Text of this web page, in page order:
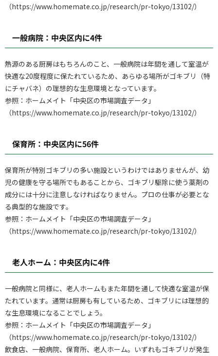
（https://www.homemate.co.jp/research/pr-tokyo/13102/）
一般病院：中央区内に4件
熱源のある厨房はもちろんのこと、一般病院は年間を通して室温が
快適な20度程度に保たれているため、あらゆる場所がゴキブリ（特
にチャバネ）の理想的な生息環境となっています。
参照：ホームメイト「中央区の市場調査データ」
（https://www.homemate.co.jp/research/pr-tokyo/13102/）
保育所：中央区内に56件
保育所が特別ゴキブリの多い施設というわけではありませんが、幼
児の健康を守る場所でもあることから、ゴキブリ駆除に使う薬剤の
成分には十分に注意しなければなりません。プロの仕事が必要とな
る典型的な施設です。
参照：ホームメイト「中央区の市場調査データ」
（https://www.homemate.co.jp/research/pr-tokyo/13102/）
老人ホーム：中央区内に4件
一般病院と同様に、老人ホームもまた年間を通して快適な室温が保
たれています。通常は厨房も有しているため、ゴキブリには理想的
な生息環境になることでしょう。
参照：ホームメイト「中央区の市場調査データ」
（https://www.homemate.co.jp/research/pr-tokyo/13102/）
飲食店、一般病院、保育所、老人ホーム。いずれもゴキブリが発生